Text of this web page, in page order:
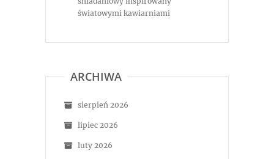
światowymi kawiarniami
ARCHIWA
sierpień 2026
lipiec 2026
luty 2026